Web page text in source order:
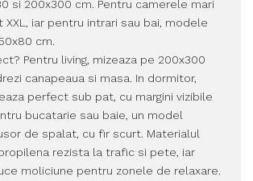
si 200x300 cm. Pentru camerele mari
XXL, iar pentru intrari sau bai, modele
cm.
Pentru living, mizeaza pe 200x300
canapeaua si masa. In dormitor,
perfect sub pat, cu margini vizibile
bucatarie sau baie, un model
de spalat, cu fir scurt. Materialul
rezista la trafic si pete, iar
moliciune pentru zonele de relaxare.